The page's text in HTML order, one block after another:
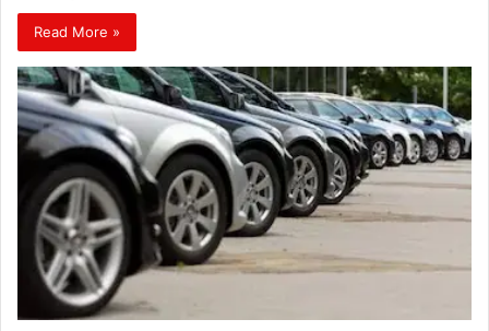
Read More »